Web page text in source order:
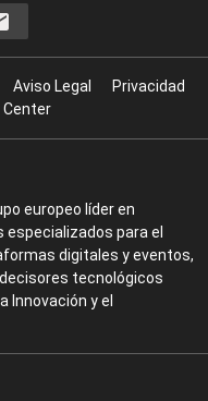
Aviso Legal
Privacidad
Center
europeo líder en
para el
digitales y eventos,
tecnológicos
Innovación y el